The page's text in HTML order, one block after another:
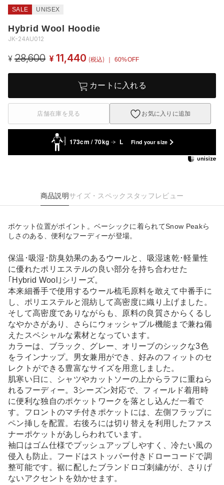
SALE UNISEX
Hybrid Wool Hoodie
JK-24AU012
¥ 28,600 ¥ 11,440 (税込) ｜ 60%OFF
カートに入れる
店舗在庫を見る お気に入りに追加
173cm / 70kg L Find your size
商品説明サイズ・スペック スタッフレビュー
ポケット位置がポイント。ベーシックに着られてSnow Peakら
しさのある、便利なフーディーが登場。
保温･吸湿･防臭効果のあるウールと、吸湿速乾･軽量性
に優れたポリエステルの良い部分を持ち合わせた
｢Hybrid Wool｣シリーズ。
本来細番手で使用するウール梳毛原料を敢えて中番手に
し、ポリエステルと混紡して高密度に織り上げました。
そして高密度でありながらも、原料の良質さからくるし
なやかさがあり、さらにウォッシャブル機能まで兼ね備
えたスペシャルな素材となっています。
カラーは、ブラック、グレー、オリーブのシックな3色
をラインナップ。男女兼用ができ、好みのフィットのセ
レクトができる豊富なサイズを用意しました。
肌寒い日に、シャツやカットソーの上からラフに重ねら
れるフーディー。3シーズン対応で、フィールド着用時
に便利な独自のポケットワークを落とし込んだ一着で
す。フロントのマチ付きポケットには、左側フラップに
ペン挿しを配置。右後ろには切り替えを利用したファス
ナーポケットがあしらわれています。
袖口はゴム仕様でプッシュアップしやすく、冷たい風の
侵入も防止。フードはストッパー付きドローコードで調
整可能です。裾に配したブランドロゴ刺繍がが、さりげ
ないアクセントを効かせます。